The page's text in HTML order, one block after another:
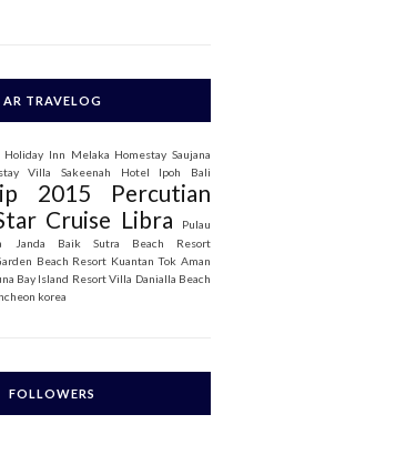
AR TRAVELOG
Holiday Inn Melaka Homestay Saujana
Villa Sakeenah Hotel Ipoh Bali
2015
Percutian
Cruise Libra
Pulau
Janda Baik
Sutra Beach Resort
Beach Resort Kuantan Tok Aman
Bay Island Resort Villa Danialla Beach
korea
FOLLOWERS